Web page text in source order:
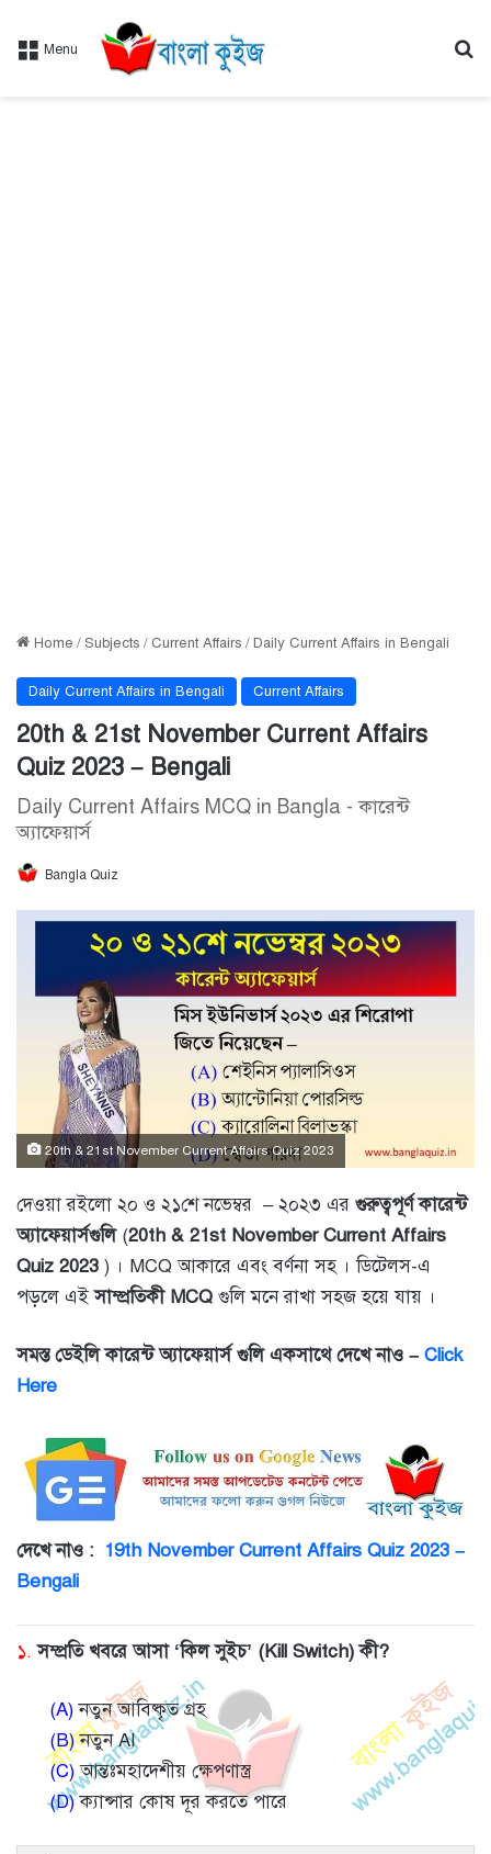
Menu
Home / Subjects / Current Affairs /Daily Current Affairs in Bengali
Daily Current Affairs in Bengali Current Affairs
20th & 21st November Current Affairs
Quiz 2023 – Bengali
Daily Current Affairs MCQ in Bangla - কারেন্ট
অ্যাফেয়ার্স
Bangla Quiz
20th & 21st November Current Affairs Quiz 2023
দেওয়া রইলো ২০ ও ২১শে নভেম্বর – ২০২৩ এর গুরুত্বপূর্ণ কারেন্ট
অ্যাফেয়ার্সগুলি(20th & 21st November Current Affairs
Quiz 2023 ) । MCQ আকারে এবং বর্ণনা সহ । ডিটেলস-এ
পড়লে এইসাম্প্রতিকী MCQ গুলি মনে রাখা সহজ হয়ে যায় ।
সমস্ত ডেইলি কারেন্ট অ্যাফেয়ার্স গুলি একসাথে দেখে নাও – Click
Here
দেখে নাও : 19th November Current Affairs Quiz 2023 –
Bengali
১. সম্প্রতি খবরে আসা ‘কিল সুইচ’ (Kill Switch) কী?
(A)নতুন আবিষ্কৃত গ্রহ
(B)নতুন AI
(C)আন্তঃমহাদেশীয় ক্ষেপণাস্ত্র
(D)ক্যান্সার কোষ দূর করতে পারে